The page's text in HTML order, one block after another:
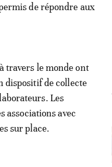
de répondre aux
travers le monde ont
dispositif de collecte
Les
associations avec
sur place.